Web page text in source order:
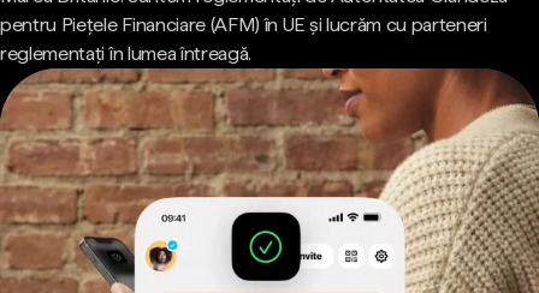
pentru Piețele Financiare (AFM) în UE și lucrăm cu parteneri
reglementați în lumea întreagă.